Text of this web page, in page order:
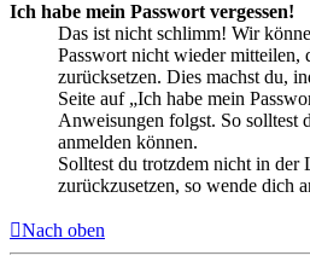
Ich habe mein Passwort vergessen!
Das ist nicht schlimm! Wir
Passwort nicht wieder mitteilen,
zurücksetzen. Dies machst du,
Seite auf „Ich habe mein
Anweisungen folgst. So solltest
anmelden können.
Solltest du trotzdem nicht in der
zurückzusetzen, so wende dich
Nach oben